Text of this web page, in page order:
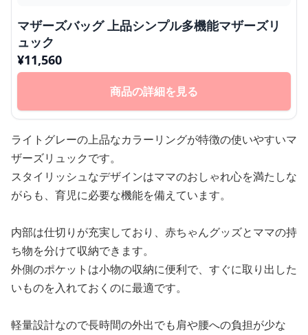
マザーズバッグ 上品シンプル多機能マザーズリ
ュック
¥11,560
商品の詳細を見る
ライトグレーの上品なカラーリングが特徴の使いやすいマ
ザーズリュックです。
スタイリッシュなデザインはママのおしゃれ心を満たしな
がらも、育児に必要な機能を備えています。
内部は仕切りが充実しており、赤ちゃんグッズとママの持
ち物を分けて収納できます。
外側のポケットは小物の収納に便利で、すぐに取り出した
いものを入れておくのに最適です。
軽量設計なので長時間の外出でも肩や腰への負担が少な